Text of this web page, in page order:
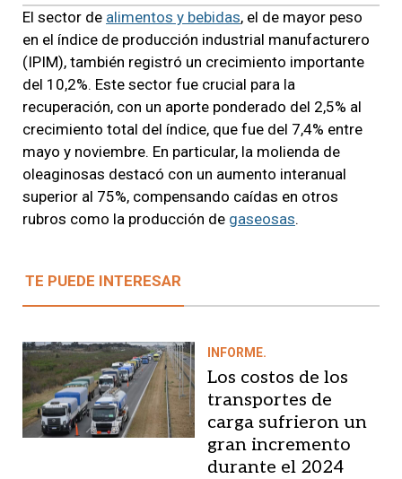
El sector de alimentos y bebidas, el de mayor peso
en el índice de producción industrial manufacturero
(IPIM), también registró un crecimiento importante
del 10,2%. Este sector fue crucial para la
recuperación, con un aporte ponderado del 2,5% al
crecimiento total del índice, que fue del 7,4% entre
mayo y noviembre. En particular, la molienda de
oleaginosas destacó con un aumento interanual
superior al 75%, compensando caídas en otros
rubros como la producción de gaseosas.
TE PUEDE INTERESAR
INFORME.
Los costos de los
transportes de
carga sufrieron un
gran incremento
durante el 2024